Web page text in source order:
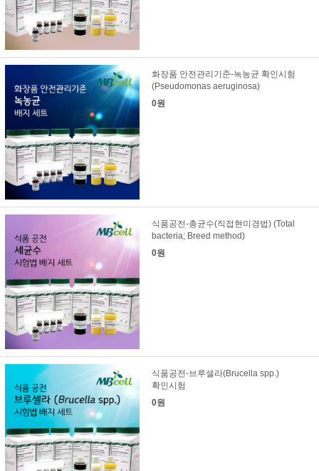
화장품 안전관리기준-녹농균 확인시험
(Pseudomonas aeruginosa)
0원
식품공전-총균수(직접현미경법) (Total
bacteria; Breed method)
0원
식품공전-브루셀라(Brucella spp.)
확인시험
0원